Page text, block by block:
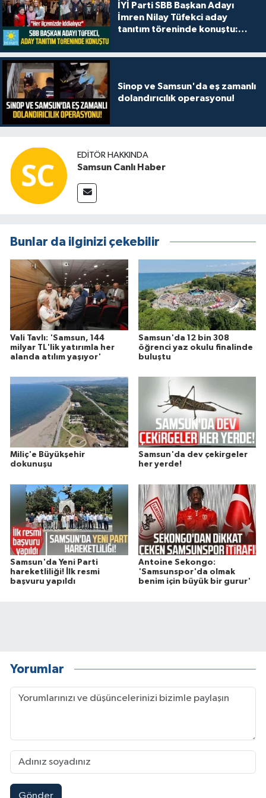
İYİ Parti SBB Başkan Adayı
İmren Nilay Tüfekci aday
tanıtım töreninde konuştu:
Sinop ve Samsun'da eş zamanlı
dolandırıcılık operasyonu!
EDITÖR HAKKINDA
Samsun Canlı Haber
Bunlar da ilginizi çekebilir
Vali Tavlı: 'Samsun, 144
milyar TL'lik yatırımla her
alanda atılım yaşıyor'
Samsun'da 12 bin 308
öğrenci yaz okulu finalinde
buluştu
Miliç'e Büyükşehir
dokunuşu
Samsun'da dev çekirgeler
her yerde!
Samsun'da Yeni Parti
hareketliliği! İlk resmi
başvuru yapıldı
Antoine Sekongo:
'Samsunspor'da olmak
benim için büyük bir gurur'
Yorumlar
Gönder